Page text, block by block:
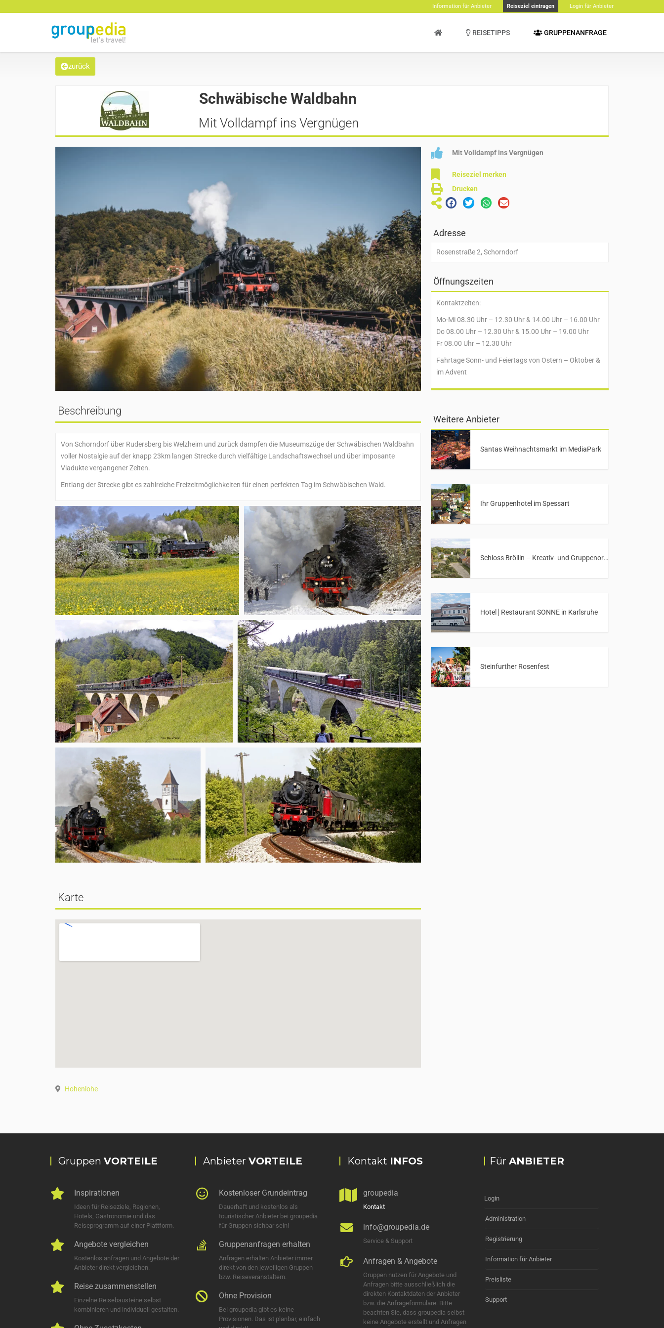
Information für Anbieter Reiseziel eintragen Login für Anbieter
REISETIPPS GRUPPENANFRAGE
zurück
Schwäbische Waldbahn
Mit Volldampf ins Vergnügen
Beschreibung
Von Schorndorf über Rudersberg bis Welzheim und zurück dampfen die Museumszüge der Schwäbischen Waldbahn
voller Nostalgie auf der knapp 23km langen Strecke durch vielfältige Landschaftswechsel und über imposante
Viadukte vergangener Zeiten.
Entlang der Strecke gibt es zahlreiche Freizeitmöglichkeiten für einen perfekten Tag im Schwäbischen Wald.
Karte
Hohenlohe
Mit Volldampf ins Vergnügen
Reiseziel merken
Drucken
Adresse
Rosenstraße 2, Schorndorf
Öffnungszeiten
Kontaktzeiten:
Mo-Mi 08.30 Uhr – 12.30 Uhr & 14.00 Uhr – 16.00 Uhr
Do 08.00 Uhr – 12.30 Uhr & 15.00 Uhr – 19.00 Uhr
Fr 08.00 Uhr – 12.30 Uhr
Fahrtage Sonn- und Feiertags von Ostern – Oktober &
im Advent
Weitere Anbieter
Santas Weihnachtsmarkt im MediaPark
Ihr Gruppenhotel im Spessart
Schloss Bröllin – Kreativ- und Gruppenort in Mecklenburg-Vorpommern
Hotel│Restaurant SONNE in Karlsruhe
Steinfurther Rosenfest
Gruppen VORTEILE
Inspirationen
Ideen für Reiseziele, Regionen,
Hotels, Gastronomie und das
Reiseprogramm auf einer Plattform.
Angebote vergleichen
Kostenlos anfragen und Angebote der
Anbieter direkt vergleichen.
Reise zusammenstellen
Einzelne Reisebausteine selbst
kombinieren und individuell gestalten.
Anbieter VORTEILE
Kostenloser Grundeintrag
Dauerhaft und kostenlos als
touristischer Anbieter bei groupedia
für Gruppen sichbar sein!
Gruppenanfragen erhalten
Anfragen erhalten Anbieter immer
direkt von den jeweiligen Gruppen
bzw. Reiseveranstaltern.
Ohne Provision
Bei groupedia gibt es keine
Provisionen. Das ist planbar, einfach
Kontakt INFOS
groupedia
Kontakt
info@groupedia.de
Service & Support
Anfragen & Angebote
Gruppen nutzen für Angebote und
Anfragen bitte ausschließlich die
direkten Kontaktdaten der Anbieter
bzw. die Anfrageformulare. Bitte
beachten Sie, dass groupedia selbst
keine Angebote erstellt und Anfragen
Für ANBIETER
Login
Administration
Registrierung
Information für Anbieter
Preisliste
Support